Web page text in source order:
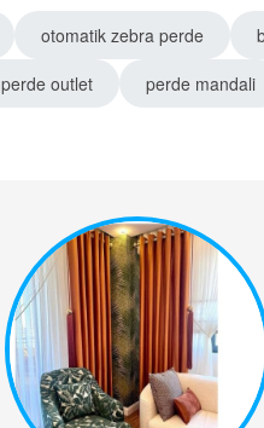
otomatik zebra perde
perde outlet perde mandali